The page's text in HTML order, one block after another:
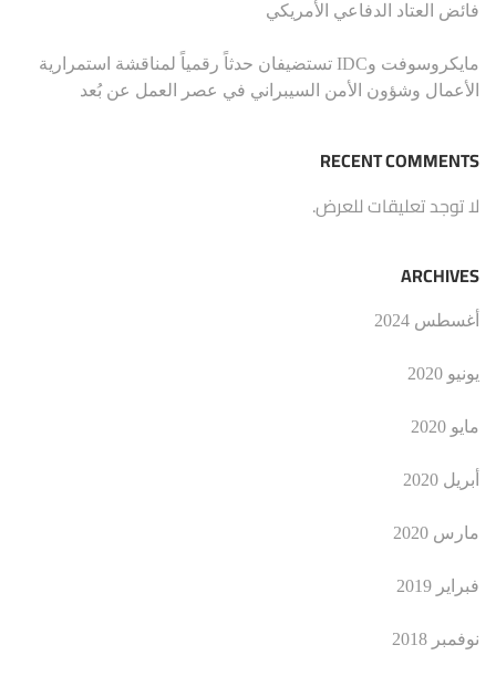
فائض العتاد الدفاعي الأمريكي
مايكروسوفت وIDC تستضيفان حدثاً رقمياً لمناقشة استمرارية
الأعمال وشؤون الأمن السيبراني في عصر العمل عن بُعد
RECENT COMMENTS
لا توجد تعليقات للعرض.
ARCHIVES
أغسطس 2024
يونيو 2020
مايو 2020
أبريل 2020
مارس 2020
فبراير 2019
نوفمبر 2018